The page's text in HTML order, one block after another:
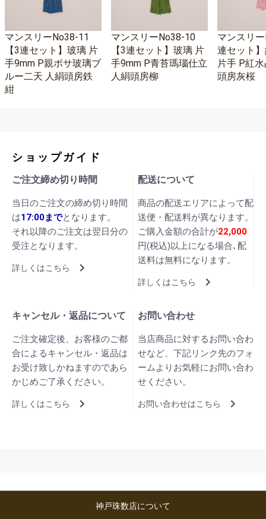
マンスリーNo38-11
【3連セット】玻璃 片
手9mm P親ボサ玻璃ブ
ルー二天 人絹頭房鉄
紺
マンスリーNo38-10
【3連セット】玻璃 片
手9mm P青苔瑪瑙仕立
人絹頭房柳
マンスリ
連セット
片手 P紅
頭房灰桜
ショップガイド
ご注文締め切り時間
当日のご注文の締め切り時間
は17:00までとなります。
それ以降のご注文は翌日分の
受注となります。
詳しくはこちら
配送について
商品の配送エリアによって配
送便・配送料が異なります。
ご購入金額の合計が22,000
円(税込)以上になる場合､配
送料は無料になります。
詳しくはこちら
キャンセル・返品について
ご注文確定後、お客様のご都
合によるキャンセル・返品は
お受け致しかねますのであら
かじめご了承ください。
詳しくはこちら
お問い合わせ
当店商品に対するお問い合わ
せなど、下記リンク先のフォ
ームよりお気軽にお問い合わ
せください。
お問い合わせはこちら
神戸珠数店について